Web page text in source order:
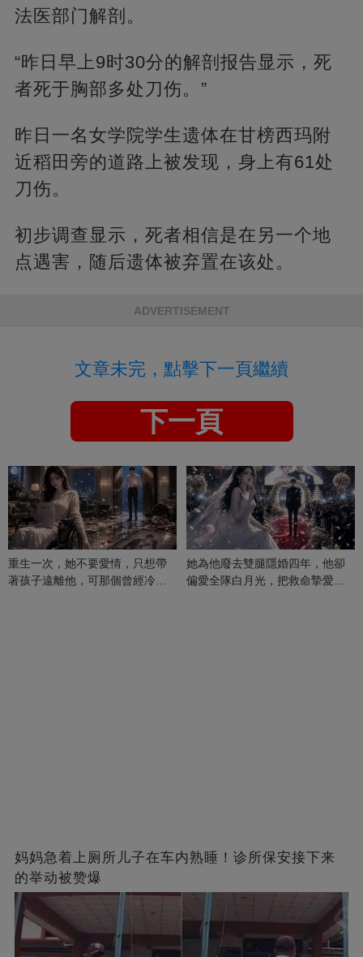
法医部门解剖。
“昨日早上9时30分的解剖报告显示，死
者死于胸部多处刀伤。”
昨日一名女学院学生遗体在甘榜西玛附
近稻田旁的道路上被发现，身上有61处
刀伤。
初步调查显示，死者相信是在另一个地
点遇害，随后遗体被弃置在该处。
ADVERTISEMENT
文章未完，點擊下一頁繼續
下一頁
重生一次，她不要愛情，只想帶
著孩子遠離他，可那個曾經冷漠
她為他廢去雙腿隱婚四年，他卻
偏愛全隊白月光，把救命摯愛當
妈妈急着上厕所儿子在车内熟睡！诊所保安接下来
的举动被赞爆